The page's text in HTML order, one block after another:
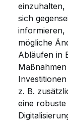
einzuhalten,
sich
informieren,
mögliche
Abläufen in
z. B.
eine